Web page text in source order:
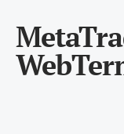
الشركة